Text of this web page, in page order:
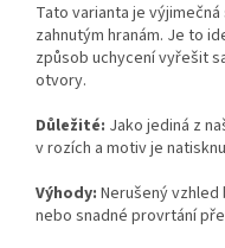
Tato varianta je
zahnutým hranám. Je to
způsob uchycení vyřešit
otvory.
Důležité: Jako jediná z
v rozích a motiv je
Výhody: Nerušený
nebo snadné provrtání